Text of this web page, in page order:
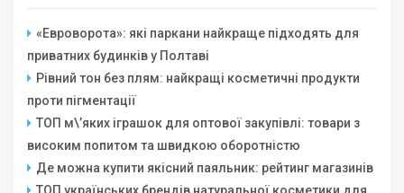
«Евроворота»: які паркани найкраще підходять для
приватних будинків у Полтаві
Рівний тон без плям: найкращі косметичні продукти
проти пігментації
ТОП м\’яких іграшок для оптової закупівлі: товари з
високим попитом та швидкою оборотністю
Де можна купити якісний паяльник: рейтинг магазинів
ТОП українських брендів натуральної косметики для